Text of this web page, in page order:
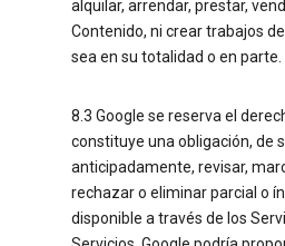
alquilar, arrendar, prestar,
Contenido, ni crear trabajos
sea en su totalidad o en parte.
8.3 Google se reserva el
constituye una obligación, de
anticipadamente, revisar,
rechazar o eliminar parcial o
disponible a través de los